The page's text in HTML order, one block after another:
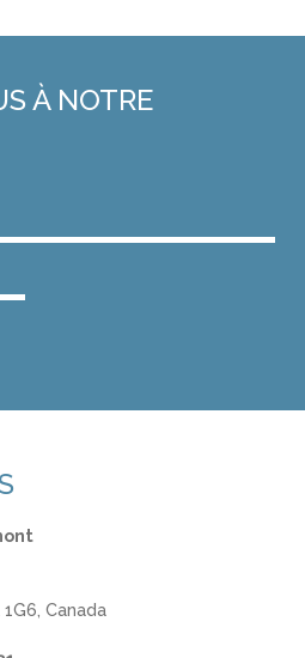
À NOTRE
Canada